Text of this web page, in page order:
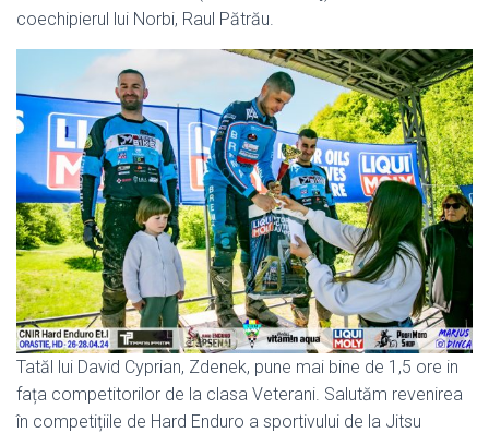
coechipierul lui Norbi, Raul Pătrău.
Tatăl lui David Cyprian, Zdenek, pune mai bine de 1,5 ore in
fața competitorilor de la clasa Veterani. Salutăm revenirea
în competițiile de Hard Enduro a sportivului de la Jitsu